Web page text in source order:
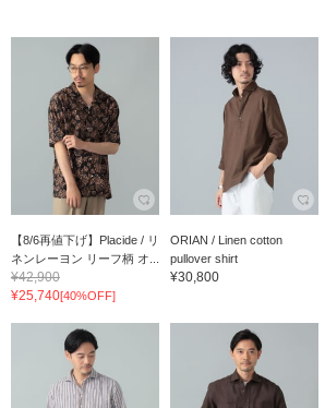
【8/6再値下げ】Placide / リ
ネンレーヨン リーフ柄 オ...
¥42,900
¥25,740[40%OFF]
ORIAN / Linen cotton
pullover shirt
¥30,800